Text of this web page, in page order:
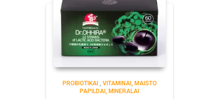
PROBIOTIKAI, VITAMINAI, MAISTO
PAPILDAI, MINERALAI